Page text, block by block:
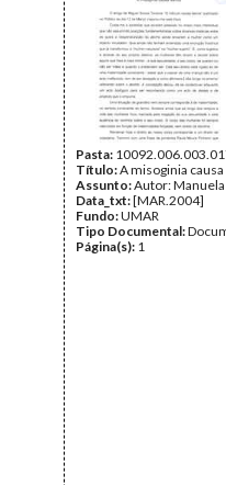
Pasta:
Título:A misoginia
Assunto:Autor: Manuela
Data_txt:[MAR.2004]
Fundo:UMAR
Tipo Documental:
Página(s): 1